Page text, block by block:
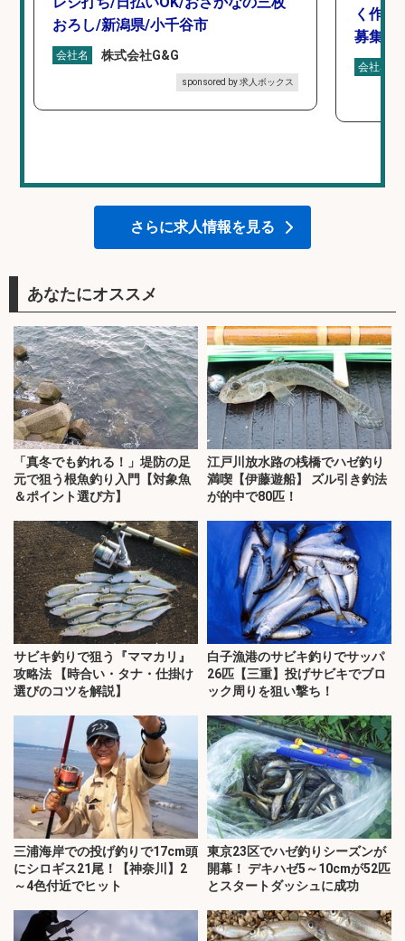
おろし/新潟県/小千谷市
会社名 株式会社G&G
sponsored by 求人ボックス
く作業
募集/
会社名
さらに求人情報を見る
あなたにオススメ
「真冬でも釣れる！」堤防の足
元で狙う根魚釣り入門【対象魚
＆ポイント選び方】
江戸川放水路の桟橋でハゼ釣り
満喫【伊藤遊船】 ズル引き釣法
が的中で80匹！
サビキ釣りで狙う『ママカリ』
攻略法 【時合い・タナ・仕掛け
選びのコツを解説】
白子漁港のサビキ釣りでサッパ
26匹【三重】投げサビキでブロ
ック周りを狙い撃ち！
三浦海岸での投げ釣りで17cm頭
にシロギス21尾！【神奈川】2
～4色付近でヒット
東京23区でハゼ釣りシーズンが
開幕！ デキハゼ5～10cmが52匹
とスタートダッシュに成功